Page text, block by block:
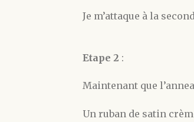
Je m’attaque à la
Etape 2 :
Maintenant que
Un ruban de satin